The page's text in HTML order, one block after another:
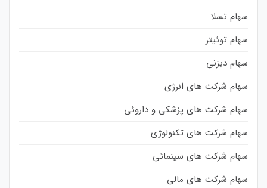
سهام تسلا
سهام توئیتر
سهام دیزنی
سهام شرکت های انرژی
سهام شرکت های پزشکی و داروئی
سهام شرکت های تکنولوژی
سهام شرکت های سینمائی
سهام شرکت های مالی